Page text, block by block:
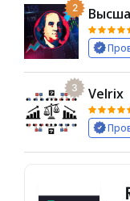
2
3 Velrix